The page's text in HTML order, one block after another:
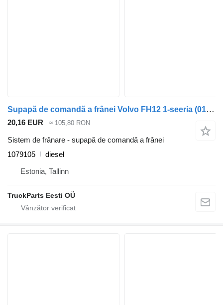
Supapă de comandă a frânei Volvo FH12 1-seeria (01.93-12.02) 1079105 pentru cap tractor Volvo FH12, FH16, NH12, FH, VNL780 (1993-2014)
20,16 EUR ≈ 105,80 RON
Sistem de frânare - supapă de comandă a frânei
1079105
diesel
Estonia, Tallinn
TruckParts Eesti OÜ